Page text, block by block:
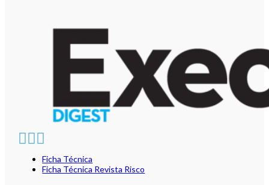
Ficha Técnica
Ficha Técnica Revista Risco